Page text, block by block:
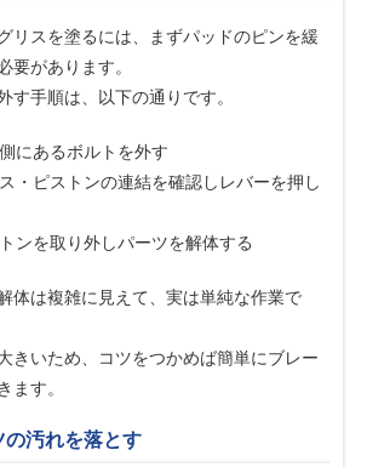
リスを塗るには、まずパッドのピンを緩
要があります。
す手順は、以下の通りです。
にあるボルトを外す
・ピストンの連結を確認しレバーを押し
ンを取り外しパーツを解体する
体は複雑に見えて、実は単純な作業で
きいため、コツをつかめば簡単にブレー
ます。
汚れを落とす